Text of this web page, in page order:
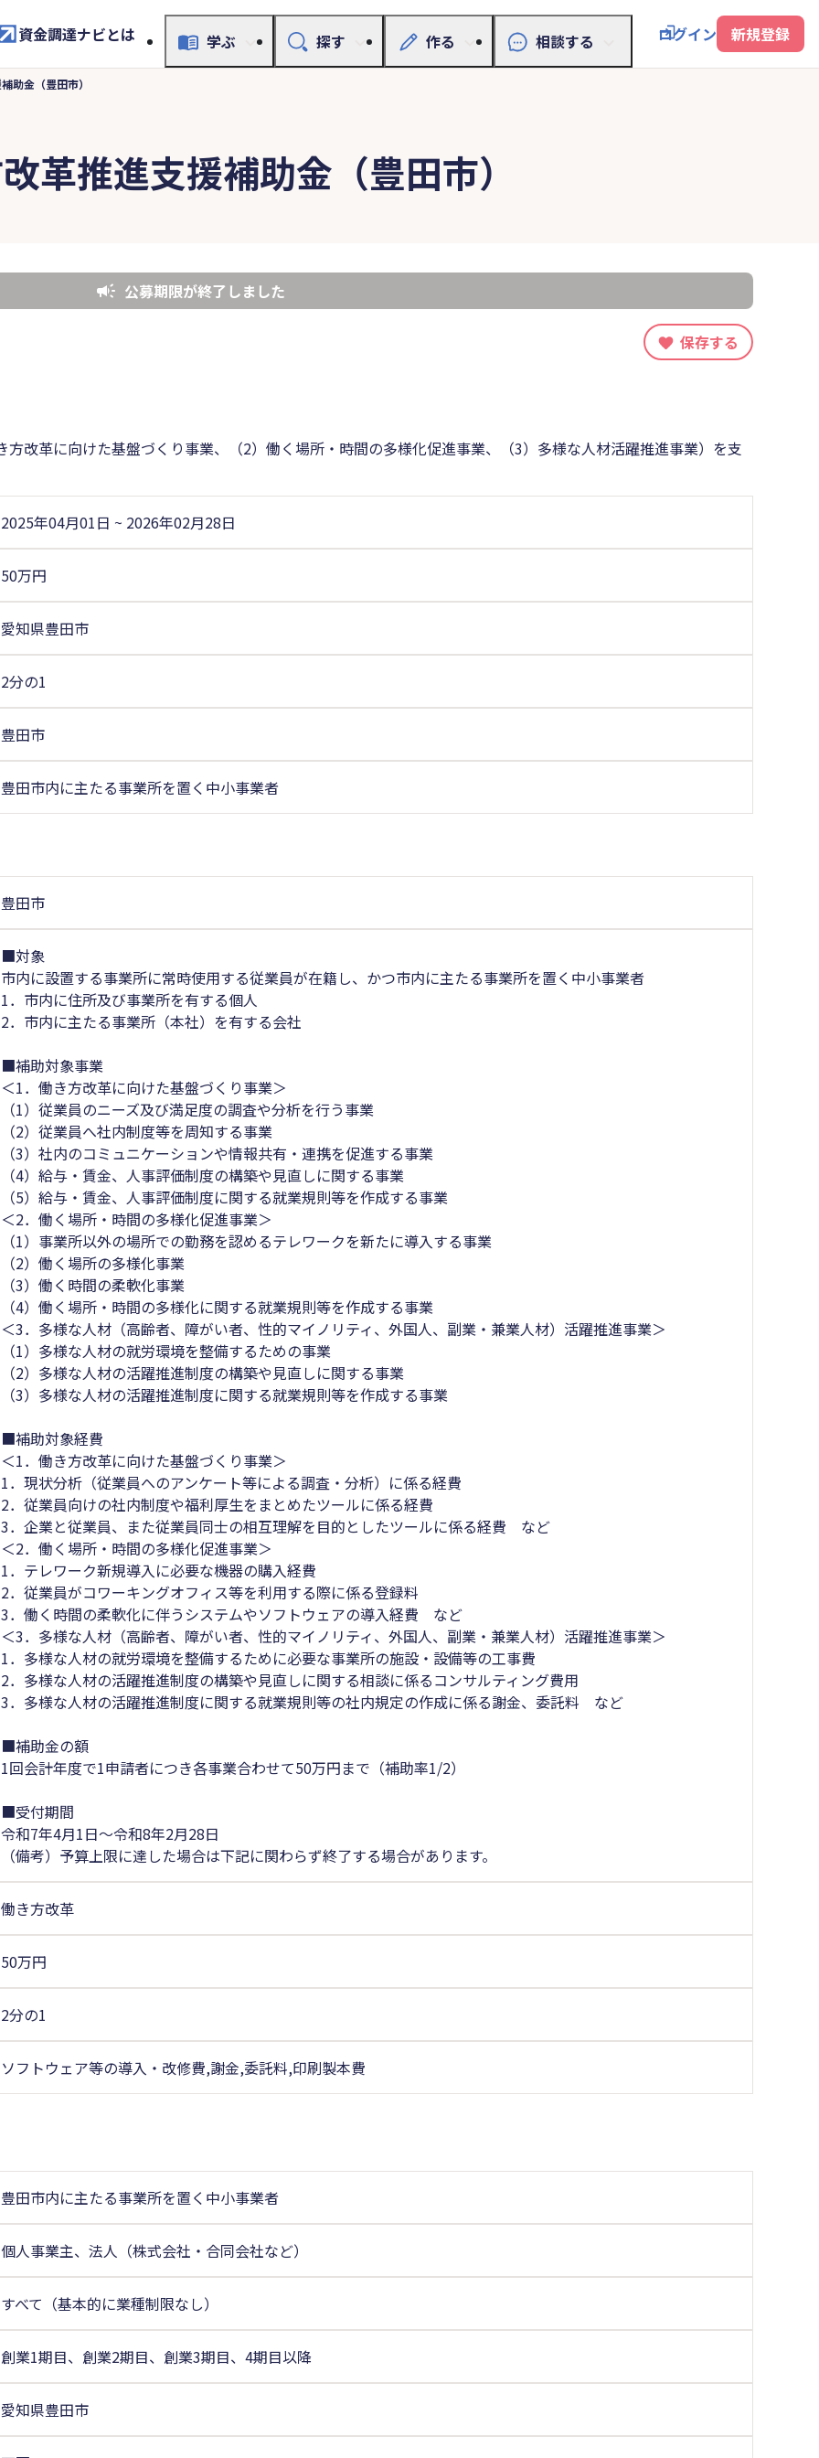
資金調達ナビとは 学ぶ 探す 作る 相談する ログイン 新規登録
助金（豊田市）
革推進支援補助金（豊田市）
公募期限が終了しました
保存する
改革に向けた基盤づくり事業、（2）働く場所・時間の多様化促進事業、（3）多様な人材活躍推進事業）を支
2025年04月01日 ~ 2026年02月28日
50万円
愛知県豊田市
2分の1
豊田市
豊田市内に主たる事業所を置く中小事業者
豊田市
■対象
市内に設置する事業所に常時使用する従業員が在籍し、かつ市内に主たる事業所を置く中小事業者
1．市内に住所及び事業所を有する個人
2．市内に主たる事業所（本社）を有する会社
■補助対象事業
＜1．働き方改革に向けた基盤づくり事業＞
（1）従業員のニーズ及び満足度の調査や分析を行う事業
（2）従業員へ社内制度等を周知する事業
（3）社内のコミュニケーションや情報共有・連携を促進する事業
（4）給与・賃金、人事評価制度の構築や見直しに関する事業
（5）給与・賃金、人事評価制度に関する就業規則等を作成する事業
＜2．働く場所・時間の多様化促進事業＞
（1）事業所以外の場所での勤務を認めるテレワークを新たに導入する事業
（2）働く場所の多様化事業
（3）働く時間の柔軟化事業
（4）働く場所・時間の多様化に関する就業規則等を作成する事業
＜3．多様な人材（高齢者、障がい者、性的マイノリティ、外国人、副業・兼業人材）活躍推進事業＞
（1）多様な人材の就労環境を整備するための事業
（2）多様な人材の活躍推進制度の構築や見直しに関する事業
（3）多様な人材の活躍推進制度に関する就業規則等を作成する事業
■補助対象経費
＜1．働き方改革に向けた基盤づくり事業＞
1．現状分析（従業員へのアンケート等による調査・分析）に係る経費
2．従業員向けの社内制度や福利厚生をまとめたツールに係る経費
3．企業と従業員、また従業員同士の相互理解を目的としたツールに係る経費 など
＜2．働く場所・時間の多様化促進事業＞
1．テレワーク新規導入に必要な機器の購入経費
2．従業員がコワーキングオフィス等を利用する際に係る登録料
3．働く時間の柔軟化に伴うシステムやソフトウェアの導入経費 など
＜3．多様な人材（高齢者、障がい者、性的マイノリティ、外国人、副業・兼業人材）活躍推進事業＞
1．多様な人材の就労環境を整備するために必要な事業所の施設・設備等の工事費
2．多様な人材の活躍推進制度の構築や見直しに関する相談に係るコンサルティング費用
3．多様な人材の活躍推進制度に関する就業規則等の社内規定の作成に係る謝金、委託料 など
■補助金の額
1回会計年度で1申請者につき各事業合わせて50万円まで（補助率1/2）
■受付期間
令和7年4月1日～令和8年2月28日
（備考）予算上限に達した場合は下記に関わらず終了する場合があります。
働き方改革
50万円
2分の1
ソフトウェア等の導入・改修費,謝金,委託料,印刷製本費
豊田市内に主たる事業所を置く中小事業者
個人事業主、法人（株式会社・合同会社など）
すべて（基本的に業種制限なし）
創業1期目、創業2期目、創業3期目、4期目以降
愛知県豊田市